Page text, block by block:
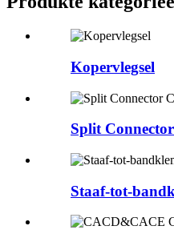
Kopervlegsel
Split
Staaf-tot-